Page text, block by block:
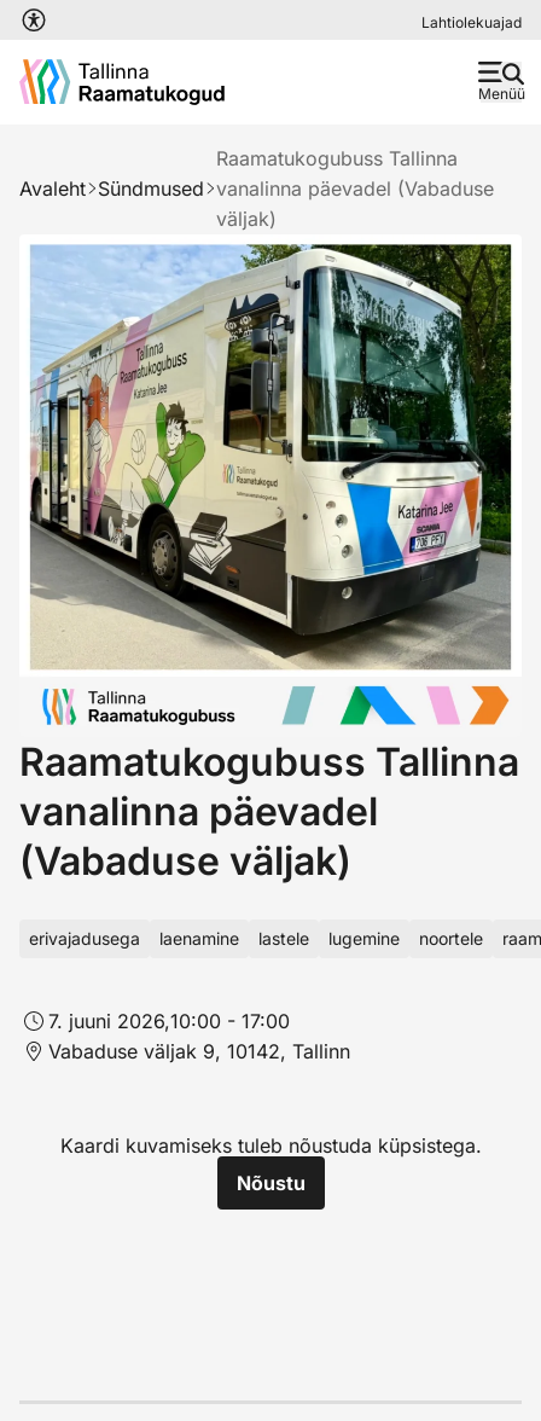
Liigu edasi põhisisu juurde Lahtiolekuajad
Menüü
Avaleht Sündmused
Raamatukogubuss Tallinna
vanalinna päevadel (Vabaduse
väljak)
Raamatukogubuss Tallinna
vanalinna päevadel
(Vabaduse väljak)
erivajadusega laenamine lastele lugemine noortele
7. juuni 2026,10:00 - 17:00
Vabaduse väljak 9, 10142, Tallinn
Kaardi kuvamiseks tuleb nõustuda küpsistega.
Nõustu